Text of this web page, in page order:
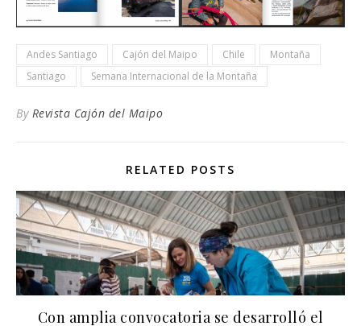
Andes Santiago Cajón del Maipo Chile
Montaña
Santiago
Semana Internacional de la Montaña
By Revista Cajón del Maipo
RELATED POSTS
Con amplia convocatoria se desarrolló el